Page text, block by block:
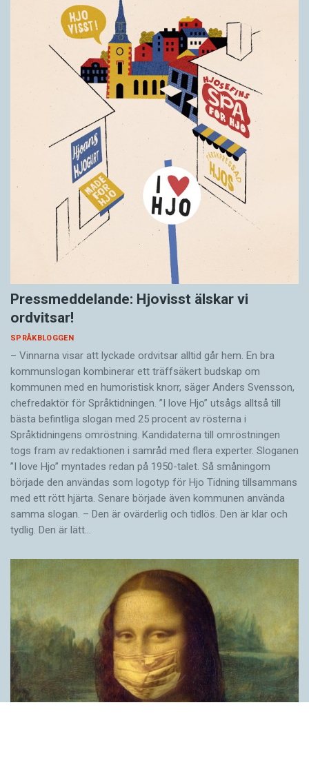
Pressmeddelande: Hjovisst älskar vi
ordvitsar!
SPRÅKBLOGGEN
– Vinnarna visar att lyckade ordvitsar alltid går hem. En bra
kommunslogan kombinerar ett träffsäkert budskap om
kommunen med en humoristisk knorr, säger Anders Svensson,
chefredaktör för Språktidningen. ”I love Hjo” utsågs alltså till
bästa befintliga slogan med 25 procent av rösterna i
Språktidningens omröstning. Kandidaterna till omröstningen
togs fram av redaktionen i samråd med flera experter. Sloganen
”I love Hjo” myntades redan på 1950-talet. Så småningom
började den användas som logotyp för Hjo Tidning tillsammans
med ett rött hjärta. Senare började även kommunen använda
samma slogan. – Den är ovärderlig och tidlös. Den är klar och
tydlig. Den är lätt…